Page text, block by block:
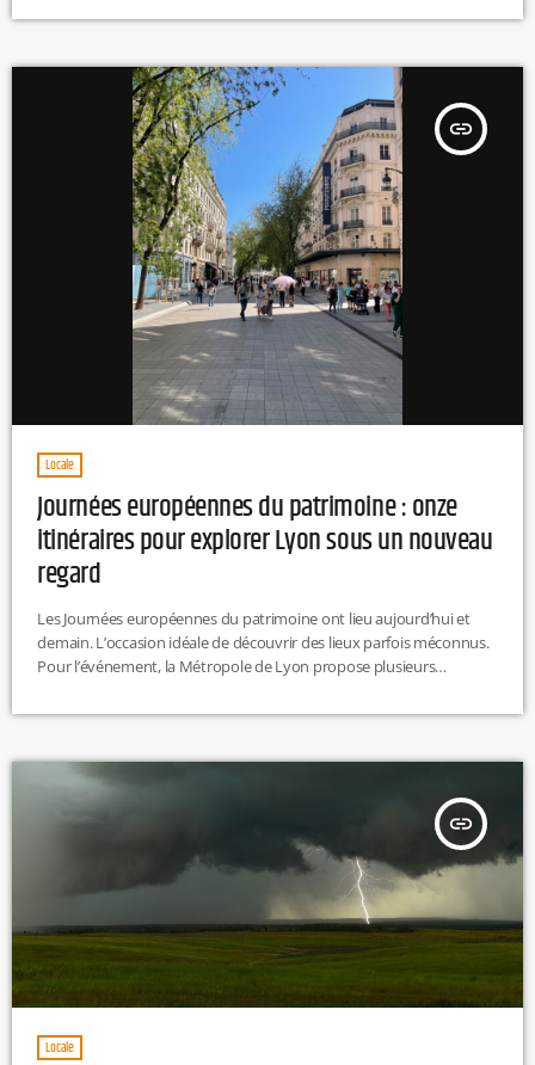
attachement à la ville de Mâcon. M.L
insert_link
Locale
Journées européennes du patrimoine : onze
itinéraires pour explorer Lyon sous un nouveau
regard
Les Journées européennes du patrimoine ont lieu aujourd’hui et
demain. L’occasion idéale de découvrir des lieux parfois méconnus.
Pour l’événement, la Métropole de Lyon propose plusieurs
explorer la ville sous de nouveaux angles, avec à l’honneur les
insert_link
Locale